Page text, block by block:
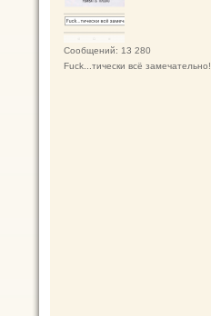
Сообщений: 13 280
Fuck...тически всё замечательно!